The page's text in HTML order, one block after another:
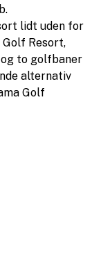
lidt uden for
Golf Resort,
to golfbaner
alternativ
Golf